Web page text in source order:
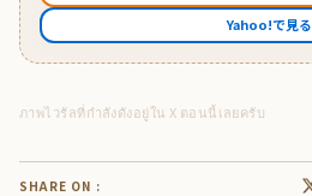
Yahoo!で見る
ภาพไวรัลที่กำลังดังอยู่ใน X ตอนนี้เลยครับ
SHARE ON :